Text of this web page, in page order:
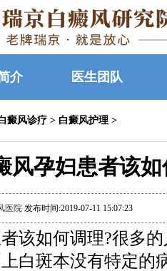
介 医生团队
癜风诊疗 > 白癜风护理 >
风孕妇患者该
医院 发布时间:2019-07-11 15:07:23
如何调理?很多的
白斑本没有特定的